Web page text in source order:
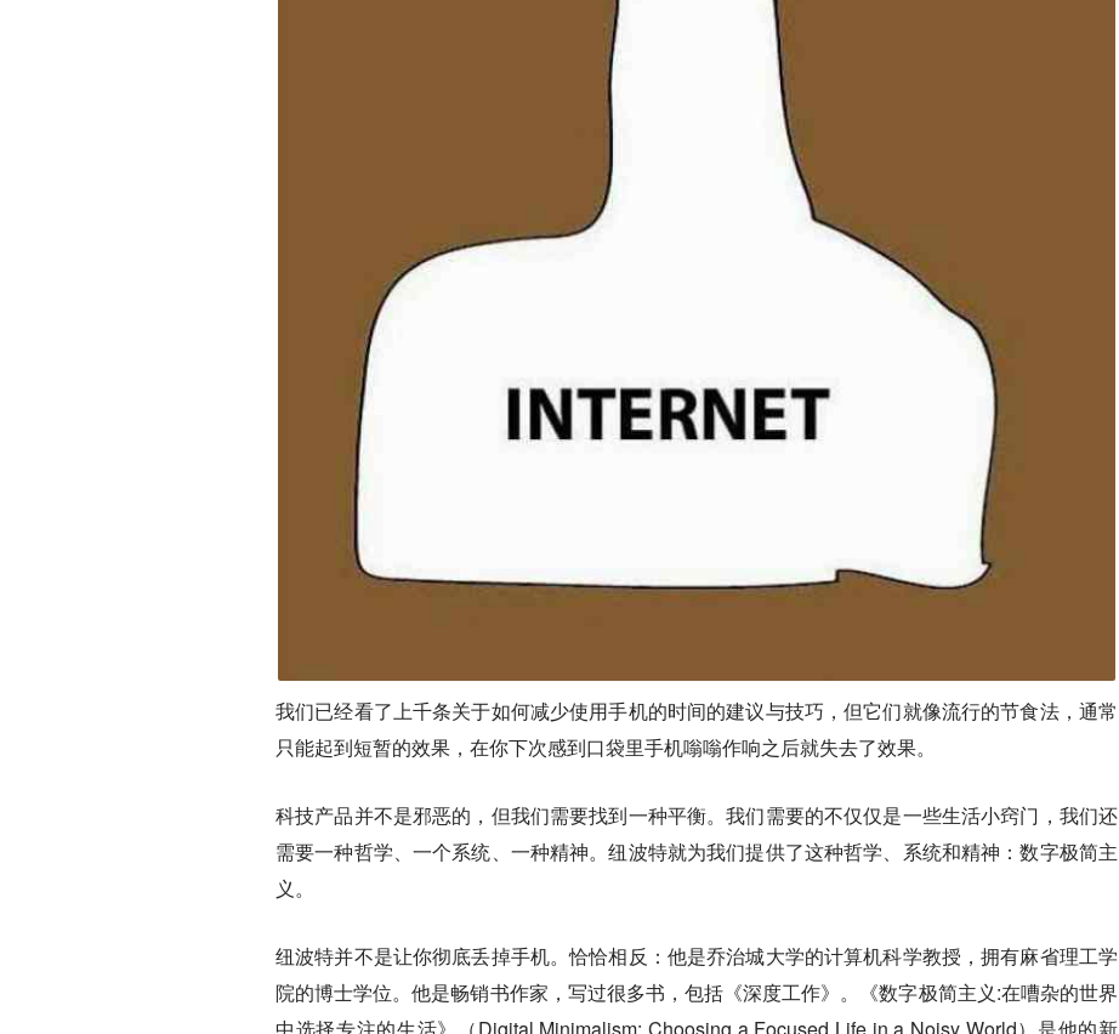
我们已经看了上千条关于如何减少使用手机的时间的建议与技巧，但它们就像流行的节食法，通常
只能起到短暂的效果，在你下次感到口袋里手机嗡嗡作响之后就失去了效果。
科技产品并不是邪恶的，但我们需要找到一种平衡。我们需要的不仅仅是一些生活小窍门，我们还
需要一种哲学、一个系统、一种精神。纽波特就为我们提供了这种哲学、系统和精神：数字极简主
义。
纽波特并不是让你彻底丢掉手机。恰恰相反：他是乔治城大学的计算机科学教授，拥有麻省理工学
院的博士学位。他是畅销书作家，写过很多书，包括《深度工作》。《数字极简主义:在嘈杂的世界